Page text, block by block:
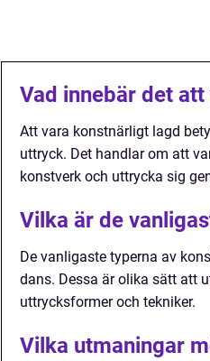
Vad innebär det
Att vara konstnärligt lagd
uttryck. Det handlar om att
konstverk och uttrycka sig
Vilka är de
De vanligaste typerna av
dans. Dessa är olika sätt att
uttrycksformer och tekniker.
Vilka utmaningar